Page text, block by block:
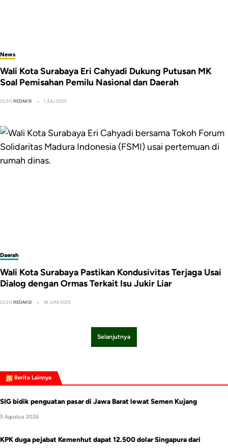
News
Wali Kota Surabaya Eri Cahyadi Dukung Putusan MK
Soal Pemisahan Pemilu Nasional dan Daerah
OLEHREDAKSI 1 JULI 2025
Daerah
Wali Kota Surabaya Pastikan Kondusivitas Terjaga Usai
Dialog dengan Ormas Terkait Isu Jukir Liar
OLEHREDAKSI 18 JUNI 2025
Selanjutnya
Berita Lainnya
SIG bidik penguatan pasar di Jawa Barat lewat Semen Kujang
5 Agustus 2026
KPK duga pejabat Kemenhut dapat 12.500 dolar Singapura dari